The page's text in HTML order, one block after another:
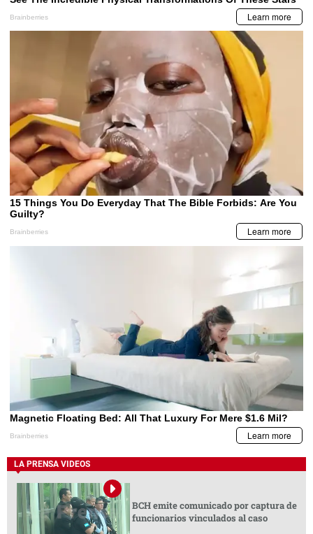
LA PRENSA VIDEOS
BCH emite comunicado por captura de
funcionarios vinculados al caso